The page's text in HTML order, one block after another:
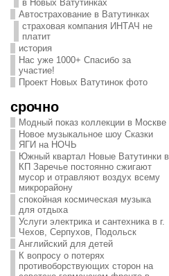
в Новых Ватутинках
Автострахование в Ватутинках
страховая компания ИНТАЧ не
платит
история
Нас уже 1000+ Спасибо за
участие!
Проект Новых Ватутинок фото
срочно
Модный показ коллекции в Москве
Новое музыкальное шоу Сказки
ЯГИ на НОЧЬ
Южный квартал Новые Ватутинки в
КП Заречье постоянно сжигают
мусор и отравляют воздух всему
микрорайону
спокойная космическая музыка
для отдыха
Услуги электрика и сантехника в г.
Чехов, Серпухов, Подольск
Английский для детей
К вопросу о потерях
противоборствующих сторон на